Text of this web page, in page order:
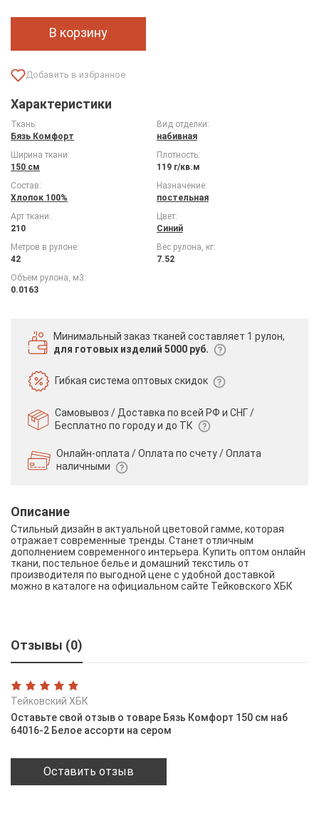
В корзину
Характеристики
Ткань:
Бязь Комфорт
Вид отделки:
набивная
Ширина ткани:
150 см
Плотность:
119 г/кв.м
Состав:
Хлопок 100%
Назначение:
постельная
Арт ткани:
210
Цвет:
Синий
Метров в рулоне:
42
Вес рулона, кг:
7.52
Объем рулона, м3:
0.0163
Минимальный заказ тканей составляет 1 рулон,
для готовых изделий 5000 руб.
Гибкая системаоптовых скидок
Самовывоз / Доставка по всей РФ и СНГ /
Бесплатно по городу и до ТК
Онлайн-оплата / Оплата по счету /Оплата
наличными
Описание
Стильный дизайн в актуальной цветовой гамме, которая
отражает современные тренды. Станет отличным
дополнением современного интерьера. Купить оптом онлайн
ткани, постельное белье и домашний текстиль от
производителя по выгодной цене с удобной доставкой
можно в каталоге на официальном сайте Тейковского ХБК
Отзывы (0)
Тейковский ХБК
Оставьте свой отзыв о товаре Бязь Комфорт 150 см наб
64016-2 Белое ассорти на сером
Оставить отзыв